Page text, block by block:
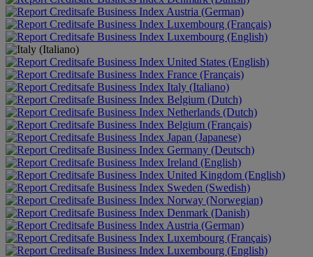
Austria (German)
Luxembourg (Français)
Luxembourg (English)
United States (English)
France (Français)
Italy (Italiano)
Belgium (Dutch)
Netherlands (Dutch)
Belgium (Français)
Japan (Japanese)
Germany (Deutsch)
Ireland (English)
United Kingdom (English)
Sweden (Swedish)
Norway (Norwegian)
Denmark (Danish)
Austria (German)
Luxembourg (Français)
Luxembourg (English)